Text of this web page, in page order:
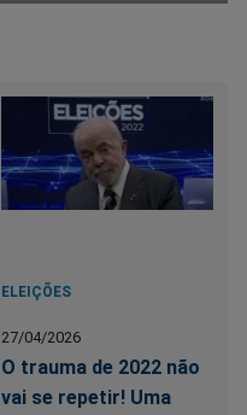
ELEIÇÕES
27/04/2026
O trauma de 2022 não
vai se repetir! Uma